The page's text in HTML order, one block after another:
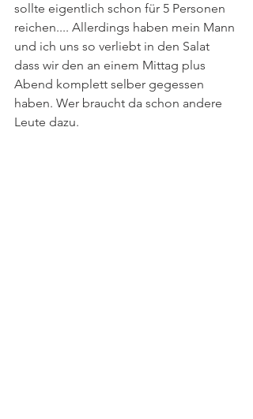
sollte eigentlich schon für 5 Personen
reichen.... Allerdings haben mein Mann
und ich uns so verliebt in den Salat
dass wir den an einem Mittag plus
Abend komplett selber gegessen
haben. Wer braucht da schon andere
Leute dazu.